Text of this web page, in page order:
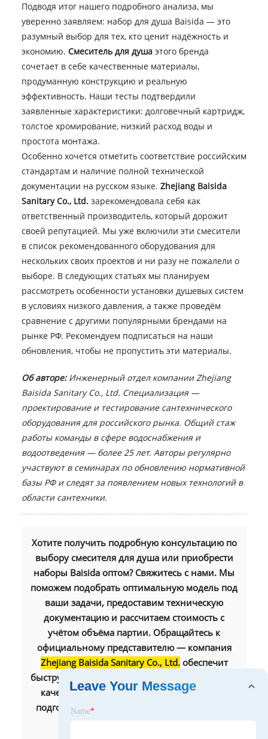
Подводя итог нашего подробного анализа, мы
уверенно заявляем: набор для душа Baisida — это
разумный выбор для тех, кто ценит надёжность и
экономию. Смеситель для душаэтого бренда
сочетает в себе качественные материалы,
продуманную конструкцию и реальную
эффективность. Наши тесты подтвердили
заявленные характеристики: долговечный картридж,
толстое хромирование, низкий расход воды и
простота монтажа.
Особенно хочется отметить соответствие российским
стандартам и наличие полной технической
документации на русском языке. Zhejiang Baisida
Sanitary Co., Ltd.зарекомендовала себя как
ответственный производитель, который дорожит
своей репутацией. Мы уже включили эти смесители
в список рекомендованного оборудования для
нескольких своих проектов и ни разу не пожалели о
выборе. В следующих статьях мы планируем
рассмотреть особенности установки душевых систем
в условиях низкого давления, а также проведём
сравнение с другими популярными брендами на
рынке РФ. Рекомендуем подписаться на наши
обновления, чтобы не пропустить эти материалы.
Об авторе:Инженерный отдел компании Zhejiang
Baisida Sanitary Co., Ltd. Специализация —
проектирование и тестирование сантехнического
оборудования для российского рынка. Общий стаж
работы команды в сфере водоснабжения и
водоотведения — более 25 лет. Авторы регулярно
участвуют в семинарах по обновлению нормативной
базы РФ и следят за появлением новых технологий в
области сантехники.
Хотите получить подробную консультацию по
выбору смесителя для душа или приобрести
наборы Baisida оптом? Свяжитесь с нами. Мы
поможем подобрать оптимальную модель под
ваши задачи, предоставим техническую
документацию и рассчитаем стоимость с
учётом объёма партии. Обращайтесь к
официальному представителю — компания
Zhejiang Baisida Sanitary Co., Ltd.обеспечит
быструю обработку заявки и гарантированное
качество продукции. Напишите нам, и мы
подготовим индивидуальное коммерческое
Leave Your Message
Name*